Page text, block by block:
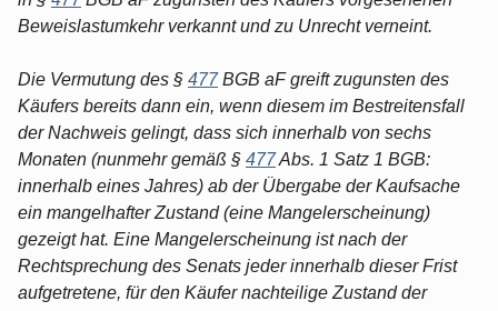
Beweislastumkehr verkannt und zu Unrecht verneint.
Die Vermutung des § 477BGB aF greift zugunsten des
Käufers bereits dann ein, wenn diesem im Bestreitensfall
der Nachweis gelingt, dass sich innerhalb von sechs
Monaten (nunmehr gemäß § 477Abs. 1 Satz 1 BGB:
innerhalb eines Jahres) ab der Übergabe der Kaufsache
ein mangelhafter Zustand (eine Mangelerscheinung)
gezeigt hat. Eine Mangelerscheinung ist nach der
Rechtsprechung des Senats jeder innerhalb dieser Frist
aufgetretene, für den Käufer nachteilige Zustand der